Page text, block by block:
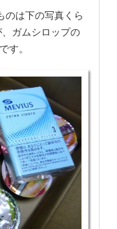
は下の写真くら
ガムシロップの
す。